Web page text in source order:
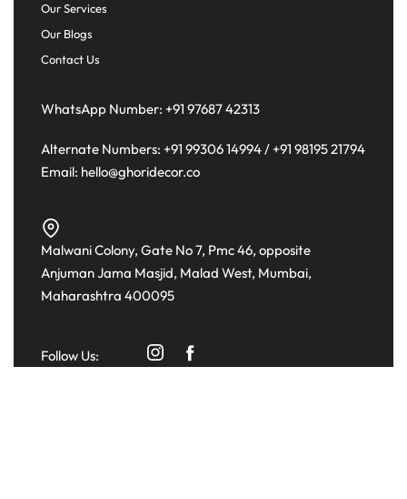
Our Services
Our Blogs
Contact Us
WhatsApp Number: +91 97687 42313
Alternate Numbers: +91 99306 14994/ +91 98195 21794
Email: hello@ghoridecor.co
Malwani Colony, Gate No 7, Pmc 46, opposite
Anjuman Jama Masjid, Malad West, Mumbai,
Maharashtra 400095
Follow Us: